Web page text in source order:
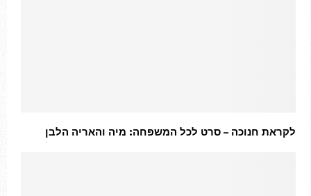
לקראת חנוכה – סרט לכל המשפחה: מיה והאריה הלבן